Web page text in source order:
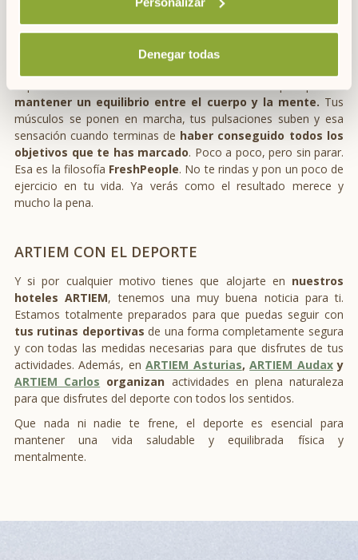
Denegar todas
cómodo haciéndolo en casa, desde el equipo deARTIEM
hemos preparado una rutina de ejercicios que podrás
mantener un equilibrio entre el cuerpo y la mente. Tus
músculos se ponen en marcha, tus pulsaciones suben y esa
sensación cuando terminas de haber conseguido todos los
objetivos que te has marcado. Poco a poco, pero sin parar.
Esa es la filosofía FreshPeople. No te rindas y pon un poco de
ejercicio en tu vida. Ya verás como el resultado merece y
mucho la pena.
ARTIEM CON EL DEPORTE
Y si por cualquier motivo tienes que alojarte en nuestros
hoteles ARTIEM, tenemos una muy buena noticia para ti.
Estamos totalmente preparados para que puedas seguir con
tus rutinas deportivas de una forma completamente segura
y con todas las medidas necesarias para que disfrutes de tus
actividades. Además, enARTIEM Asturias,ARTIEM Audaxy
ARTIEM Carlos organizan actividades en plena naturaleza
para que disfrutes del deporte con todos los sentidos.
Que nada ni nadie te frene, el deporte es esencial para
mantener una vida saludable y equilibrada física y
mentalmente.